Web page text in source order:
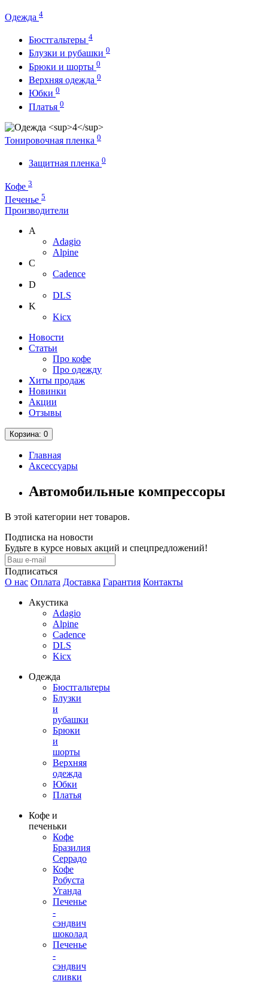
Одежда 4
Бюстгальтеры 4
Блузки и рубашки 0
Брюки и шорты 0
Верхняя одежда 0
Юбки 0
Платья 0
Тонировочная пленка 0
Защитная пленка 0
Кофе 3
Печенье 5
Производители
A
Adagio
Alpine
C
Cadence
D
DLS
K
Kicx
Новости
Статьи
Про кофе
Про одежду
Хиты продаж
Новинки
Акции
Отзывы
Корзина: 0
Главная
Аксессуары
Автомобильные компрессоры
В этой категории нет товаров.
Подписка на новости
Будьте в курсе новых акций и спецпредложений!
Подписаться
О нас Оплата Доставка Гарантия Контакты
Акустика
Adagio
Alpine
Cadence
DLS
Kicx
Одежда
Бюстгальтеры
Блузки
и
рубашки
Брюки
и
шорты
Верхняя
одежда
Юбки
Платья
Кофе и
печеньки
Кофе
Бразилия
Серрадо
Кофе
Робуста
Уганда
Печенье
-
сэндвич
шоколад
Печенье
-
сэндвич
сливки